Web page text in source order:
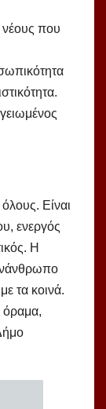
νέους που
Είναι
ενεργός
Η
τα κοινά.
όραμα,